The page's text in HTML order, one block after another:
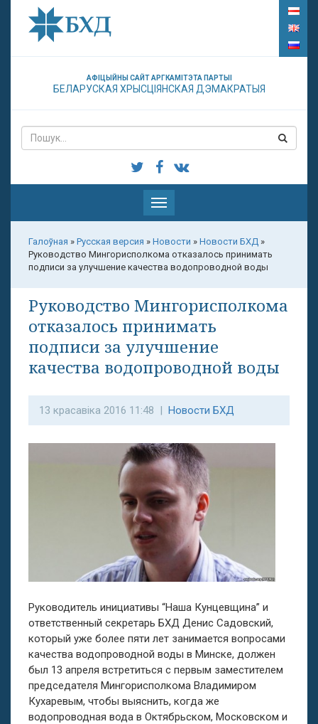
АФІЦЫЙНЫ САЙТ АРГКАМІТЭТА ПАРТЫІ
БЕЛАРУСКАЯ ХРЫСЦІЯНСКАЯ ДЭМАКРАТЫЯ
Паказаць
меню
Галоўная » Русская версия » Новости » Новости БХД »
Руководство Мингорисполкома отказалось принимать
подписи за улучшение качества водопроводной воды
Руководство Мингорисполкома
отказалось принимать
подписи за улучшение
качества водопроводной воды
13 красавіка 2016 11:48 | Новости БХД
Руководитель инициативы “Наша Кунцевщина” и
ответственный секретарь БХД Денис Садовский,
который уже более пяти лет занимается вопросами
качества водопроводной воды в Минске, должен
был 13 апреля встретиться с первым заместителем
председателя Мингорисполкома Владимиром
Кухаревым, чтобы выяснить, когда же
водопроводная вода в Октябрьском, Московском и